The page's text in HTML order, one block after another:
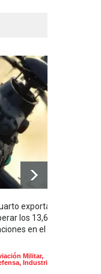
exportador
los 13,600
en el
Militar,
, Industria